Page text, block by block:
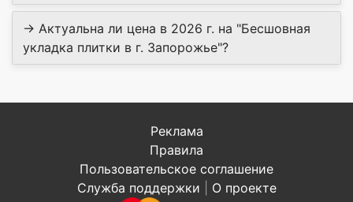
→ Актуальна ли цена в 2026 г. на "Бесшовная
укладка плитки в г. Запорожье"?
Реклама
Правила
Пользовательское соглашение
Служба поддержки
О проекте